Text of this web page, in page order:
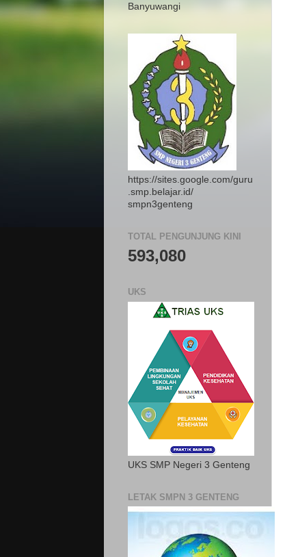
Banyuwangi
https://sites.google.com/guru
.smp.belajar.id/
smpn3genteng
TOTAL PENGUNJUNG KINI
593,080
UKS
UKS SMP Negeri 3 Genteng
LETAK SMPN 3 GENTENG